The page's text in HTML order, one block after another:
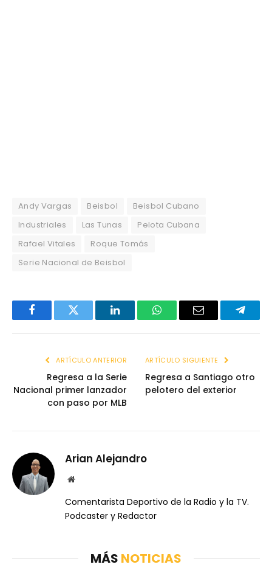
Andy Vargas Beisbol
Beisbol Cubano
Industriales
Las Tunas
Pelota Cubana
Rafael Vitales
Roque Tomás
Serie Nacional de Beisbol
FacebookTwitter LinkedInWhatsAppEmail
ARTÍCULO ANTERIOR
Regresa a la Serie
Nacional primer lanzador
con paso por MLB
ARTÍCULO SIGUIENTE
Regresa a Santiago otro
pelotero del exterior
Arian Alejandro
Website
Comentarista Deportivo de la Radio y la TV.
Podcaster y Redactor
MÁS NOTICIAS